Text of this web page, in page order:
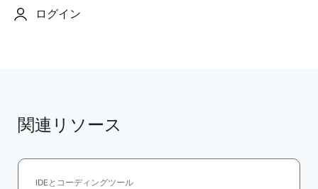
ログイン
01:03 コードフォーマットオプション
関連リソース
IDEとコーディングツール